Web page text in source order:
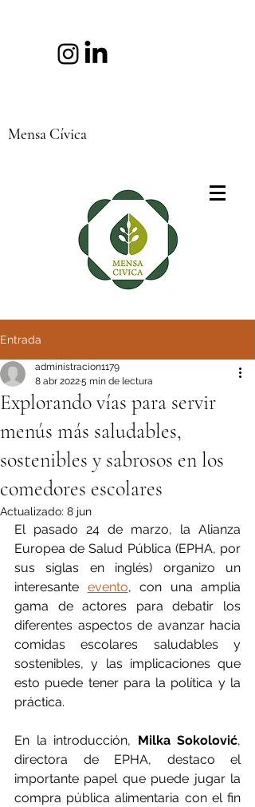
Mensa Cívica
Entrada
Explorando vías para servir
menús más saludables,
sostenibles y sabrosos en los
comedores escolares
administracion1179
8 abr 20225 min de lectura
Actualizado: 8 jun
El pasado 24 de marzo, la Alianza
Europea de Salud Pública (EPHA, por
sus siglas en inglés) organizo un
interesante evento, con una amplia
gama de actores para debatir los
diferentes aspectos de avanzar hacia
comidas escolares saludables y
sostenibles, y las implicaciones que
esto puede tener para la política y la
práctica.
En la introducción, Milka Sokolović,
directora de EPHA, destaco el
importante papel que puede jugar la
compra pública alimentaria con el fin